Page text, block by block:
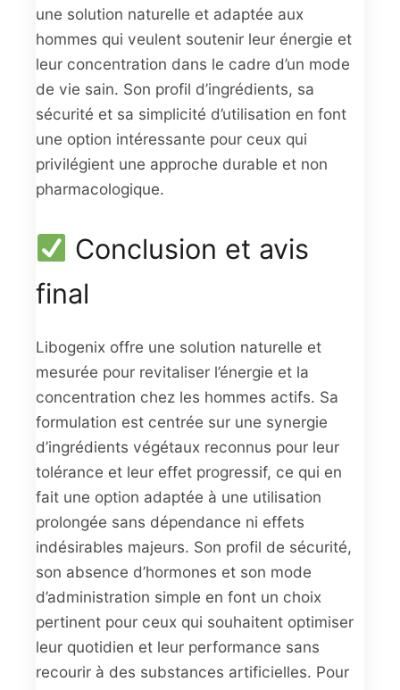
une solution naturelle et adaptée aux
hommes qui veulent soutenir leur énergie et
leur concentration dans le cadre d’un mode
de vie sain. Son profil d’ingrédients, sa
sécurité et sa simplicité d’utilisation en font
une option intéressante pour ceux qui
privilégient une approche durable et non
pharmacologique.
Conclusion et avis
final
Libogenix offre une solution naturelle et
mesurée pour revitaliser l’énergie et la
concentration chez les hommes actifs. Sa
formulation est centrée sur une synergie
d’ingrédients végétaux reconnus pour leur
tolérance et leur effet progressif, ce qui en
fait une option adaptée à une utilisation
prolongée sans dépendance ni effets
indésirables majeurs. Son profil de sécurité,
son absence d’hormones et son mode
d’administration simple en font un choix
pertinent pour ceux qui souhaitent optimiser
leur quotidien et leur performance sans
recourir à des substances artificielles. Pour